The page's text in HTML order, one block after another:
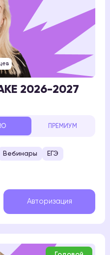
2026-2027
ПРЕМИУМ
Вебинары ЕГЭ
Авторизация